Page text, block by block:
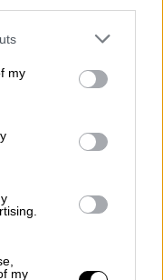
one or more Google
You may click to
third-party tags to
in below Google
my
my
καταθέσω
την άρση
Κασσελάκη,
μέσω των
και
είναι εν ζωή)
τον
του Τόλη
της